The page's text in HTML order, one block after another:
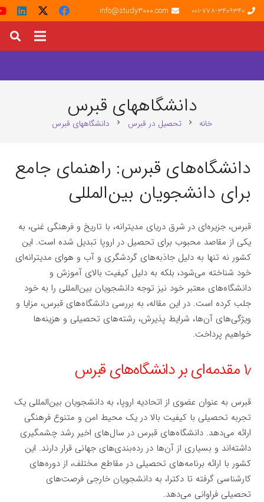
001-778-3409340
info@study3000.com
دانشگاههای قبرس
خانه chevron_right تحصیل در قبرس chevron_right دانشگاههای قبرس
دانشگاه‌های قبرس: راهنمای جامع
برای دانشجویان بین‌المللی
قبرس، جزیره‌ای در شرق دریای مدیترانه، با تاریخ و فرهنگی غنی، به
یکی از مقاصد محبوب برای تحصیل در اروپا تبدیل شده است. این
کشور نه تنها به دلیل جاذبه‌های گردشگری و آب و هوای مدیترانه‌ای
خود شناخته می‌شود، بلکه به دلیل کیفیت بالای آموزش و
دانشگاه‌های معتبر خود نیز توجه دانشجویان بین‌المللی را به خود
جلب کرده است. در این مقاله، به بررسی دانشگاه‌های قبرس، مزایا و
ویژگی‌های آن‌ها، شرایط پذیرش، رشته‌های تحصیلی و هزینه‌ها
خواهیم پرداخت.
۱٫ مقدمه‌ای بر دانشگاه‌های قبرس
قبرس به عنوان عضوی از اتحادیه اروپا، به دانشجویان بین‌المللی یک
تجربه تحصیلی با کیفیت بالا در یک محیط امن و متنوع فرهنگی
ارائه می‌دهد. دانشگاه‌های قبرس در سال‌های اخیر رشد چشمگیری
داشته‌اند و بسیاری از آن‌ها در رده‌بندی‌های جهانی قرار دارند. این
کشور با ارائه برنامه‌های تحصیلی در مقاطع مختلف، از دوره‌های
کارشناسی گرفته تا دکترا، به دانشجویان خارجی فرصت‌های
تحصیلی فراوانی می‌دهد.